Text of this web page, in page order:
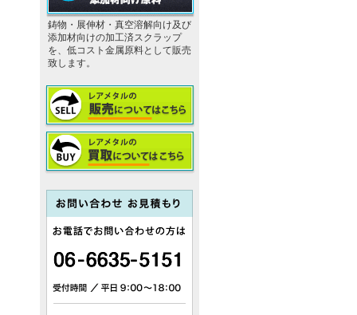
鋳物・展伸材・真空溶解向け及び
添加材向けの加工済スクラップ
を、低コスト金属原料として販売
致します。